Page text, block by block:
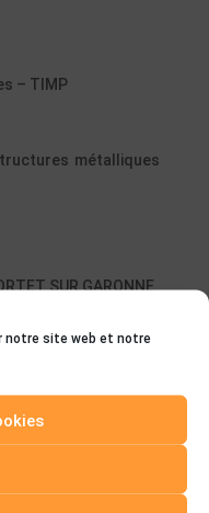
notre site web et notre
– TIMP
métalliques
SUR GARONNE
adresse e-mail,